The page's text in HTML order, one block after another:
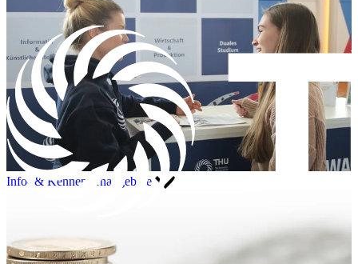
Info- & Kennenlernangebote